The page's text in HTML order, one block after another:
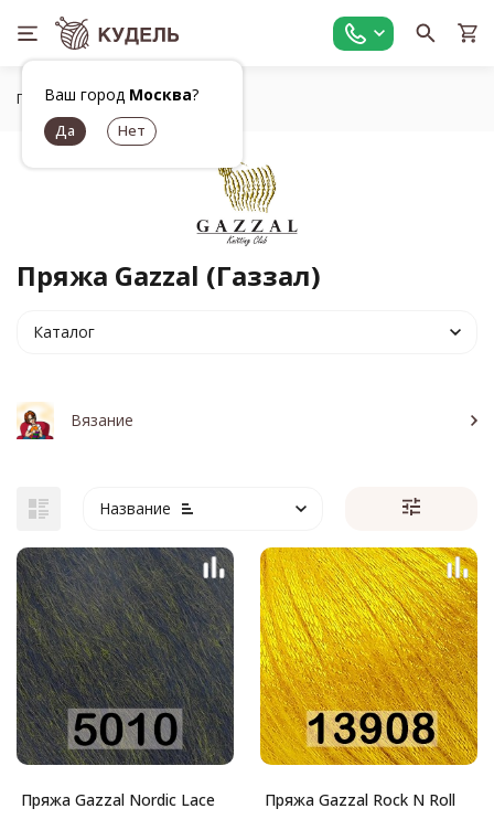
Ваш город Москва?
Главная Бренды Gazzal
Пряжа Gazzal (Газзал)
Каталог
Вязание
Название
Пряжа Gazzal Nordic Lace Пряжа Gazzal Rock N Roll